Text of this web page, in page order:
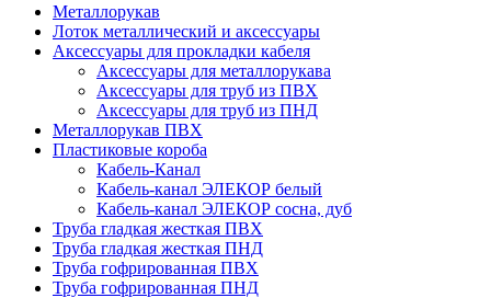
Металлорукав
Лоток металлический и аксессуары
Аксессуары для прокладки кабеля
Аксессуары для металлорукава
Аксессуары для труб из ПВХ
Аксессуары для труб из ПНД
Металлорукав ПВХ
Пластиковые короба
Кабель-Канал
Кабель-канал ЭЛЕКОР белый
Кабель-канал ЭЛЕКОР сосна, дуб
Труба гладкая жесткая ПВХ
Труба гладкая жесткая ПНД
Труба гофрированная ПВХ
Труба гофрированная ПНД